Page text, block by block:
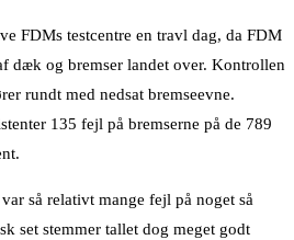
FDMs testcentre en travl dag, da FDM
dæk og bremser landet over. Kontrollen
rundt med nedsat bremseevne.
135 fejl på bremserne på de 789
så relativt mange fejl på noget så
set stemmer tallet dog meget godt